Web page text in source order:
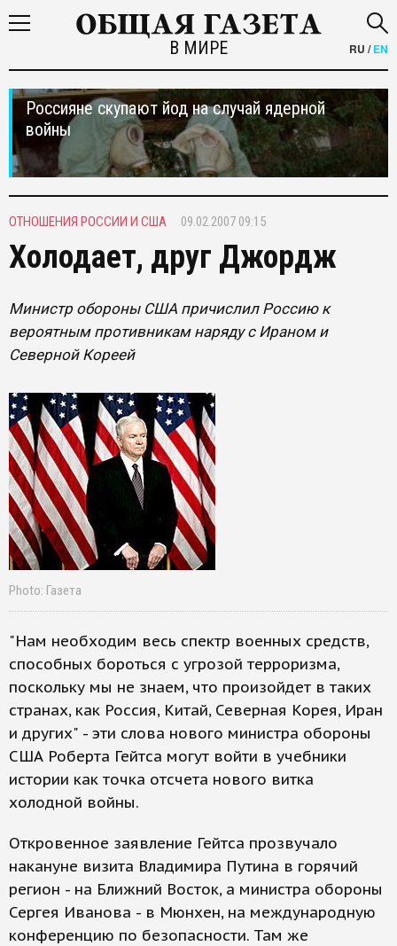
В МИРЕ RU /EN
Россияне скупают йод на случай ядерной
войны
ОТНОШЕНИЯ РОССИИ И США 09.02.2007 09:15
Холодает, друг Джордж
Министр обороны США причислил Россию к
вероятным противникам наряду с Ираном и
Северной Кореей
Photo: Газета
"Нам необходим весь спектр военных средств,
способных бороться с угрозой терроризма,
поскольку мы не знаем, что произойдет в таких
странах, как Россия, Китай, Северная Корея, Иран
и других" - эти слова нового министра обороны
США Роберта Гейтса могут войти в учебники
истории как точка отсчета нового витка
холодной войны.
Откровенное заявление Гейтса прозвучало
накануне визита Владимира Путина в горячий
регион - на Ближний Восток, а министра обороны
Сергея Иванова - в Мюнхен, на международную
конференцию по безопасности. Там же